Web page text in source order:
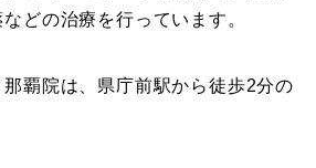
どの治療を行っています。
覇院は、県庁前駅から徒歩2分の